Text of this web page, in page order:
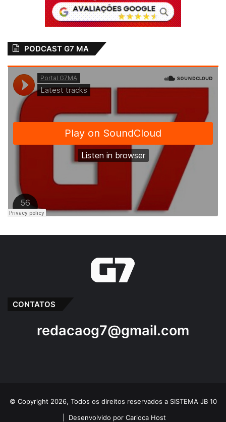
PODCAST G7 MA
CONTATOS
redacaog7@gmail.com
© Copyright 2026, Todos os direitos reservados a SISTEMA JB 10
Desenvolvido por Carioca Host